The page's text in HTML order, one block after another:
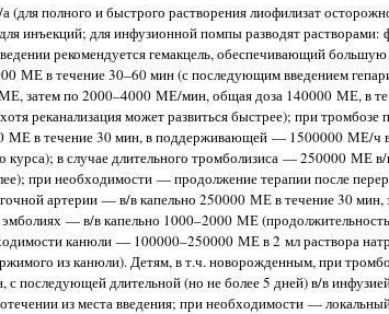
полного и быстрого растворения лиофилизат
инъекций; для инфузионной помпы разводят растворами:
рекомендуется гемакцель, обеспечивающий большую
МЕ в течение 30–60 мин (с последующим введением
затем по 2000–4000 МЕ/мин, общая доза 140000 МЕ, в
реканализация может развиться быстрее); при тромбозе
МЕ в течение 30 мин, в поддерживающей — 1500000 МЕ/ч
в случае длительного тромболизиса — 250000 МЕ в/
при необходимости — продолжение терапии после
артерии — в/в капельно 250000 МЕ в течение 30
— в/в капельно 1000–2000 МЕ
канюли — 100000–250000 МЕ в 2 мл раствора
из канюли). Детям, в т.ч. новорожденным, при
последующей длительной (но не более 5 дней) в/в
из места введения; при необходимости —